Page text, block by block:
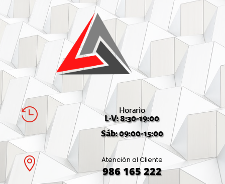
 Horario
L-V: 8:30-19:00
Sáb: 09:00-15:00
 Atención al Cliente
986 165 222